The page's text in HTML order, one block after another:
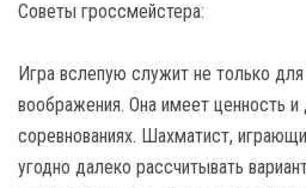
Советы гроссмейстера:
Игра вслепую служит не только для
воображения. Она имеет ценность и
соревнованиях. Шахматист,
угодно далеко рассчитывать